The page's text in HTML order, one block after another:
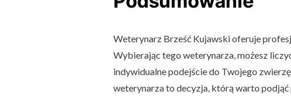
Weterynarz Brześć Kujawski oferuje
Wybierając tego weterynarza, możesz
indywidualne podejście do Twojego
weterynarza to decyzja, którą warto